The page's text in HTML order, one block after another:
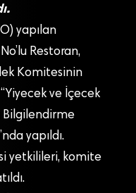
yapılan
Restoran,
Komitesinin
ve İçecek
Bilgilendirme
yapıldı.
yetkilileri, komite